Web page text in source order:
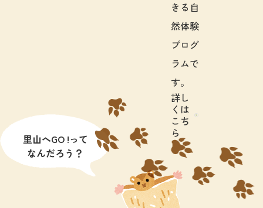
きる自
然体験
プログ
ラムで
す。
詳し
くは
こち
ら
里山へGO !って
なんだろう？